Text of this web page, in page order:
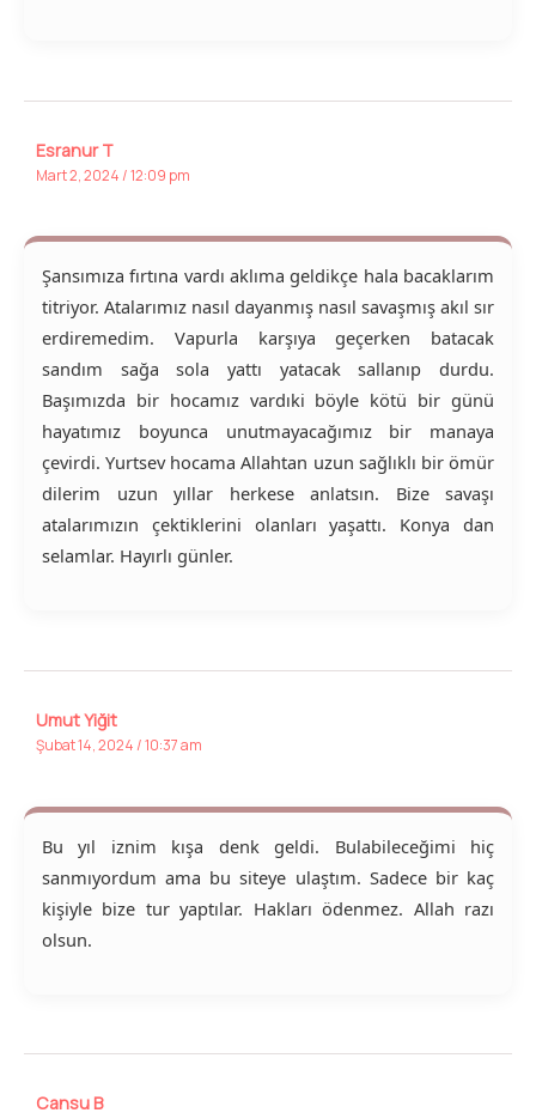
Esranur T
Mart 2, 2024 / 12:09 pm
Şansımıza fırtına vardı aklıma geldikçe hala bacaklarım
titriyor. Atalarımız nasıl dayanmış nasıl savaşmış akıl sır
erdiremedim. Vapurla karşıya geçerken batacak
sandım sağa sola yattı yatacak sallanıp durdu.
Başımızda bir hocamız vardıki böyle kötü bir günü
hayatımız boyunca unutmayacağımız bir manaya
çevirdi. Yurtsev hocama Allahtan uzun sağlıklı bir ömür
dilerim uzun yıllar herkese anlatsın. Bize savaşı
atalarımızın çektiklerini olanları yaşattı. Konya dan
selamlar. Hayırlı günler.
Umut Yiğit
Şubat 14, 2024 / 10:37 am
Bu yıl iznim kışa denk geldi. Bulabileceğimi hiç
sanmıyordum ama bu siteye ulaştım. Sadece bir kaç
kişiyle bize tur yaptılar. Hakları ödenmez. Allah razı
olsun.
Cansu B